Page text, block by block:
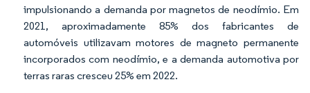
impulsionando a demanda por magnetos de neodímio. Em
2021, aproximadamente 85% dos fabricantes de
automóveis utilizavam motores de magneto permanente
incorporados com neodímio, e a demanda automotiva por
terras raras cresceu 25% em 2022.